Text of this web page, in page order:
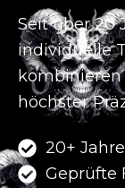
Seit über 20
individuelle
höchster
20+
Geprüfte